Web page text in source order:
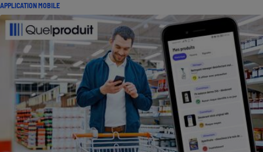
APPLICATION MOBILE